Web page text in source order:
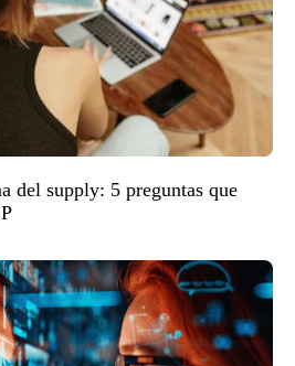
del supply: 5 preguntas que